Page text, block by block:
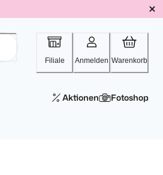
Filiale Anmelden Warenkorb
Aktionen Fotoshop